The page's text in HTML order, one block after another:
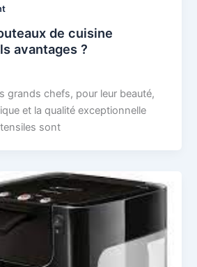
de cuisine
avantages ?
grands chefs, pour leur beauté,
et la qualité exceptionnelle
sont